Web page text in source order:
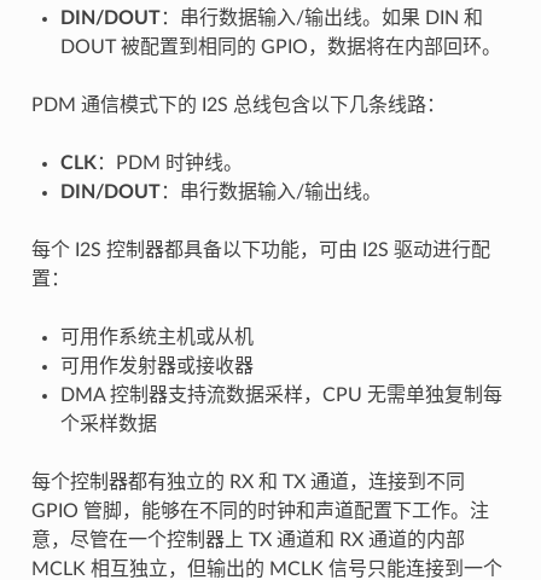
DIN/DOUT：串行数据输入/输出线。如果 DIN 和
DOUT 被配置到相同的 GPIO，数据将在内部回环。
PDM 通信模式下的 I2S 总线包含以下几条线路：
CLK ：PDM 时钟线。
DIN/DOUT：串行数据输入/输出线。
每个 I2S 控制器都具备以下功能，可由 I2S 驱动进行配
置：
可用作系统主机或从机
可用作发射器或接收器
DMA 控制器支持流数据采样，CPU 无需单独复制每
个采样数据
每个控制器都有独立的 RX 和 TX 通道，连接到不同
GPIO 管脚，能够在不同的时钟和声道配置下工作。注
意，尽管在一个控制器上 TX 通道和 RX 通道的内部
MCLK 相互独立，但输出的 MCLK 信号只能连接到一个